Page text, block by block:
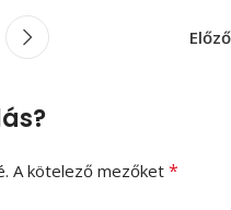
Előző
A kötelező mezőket *